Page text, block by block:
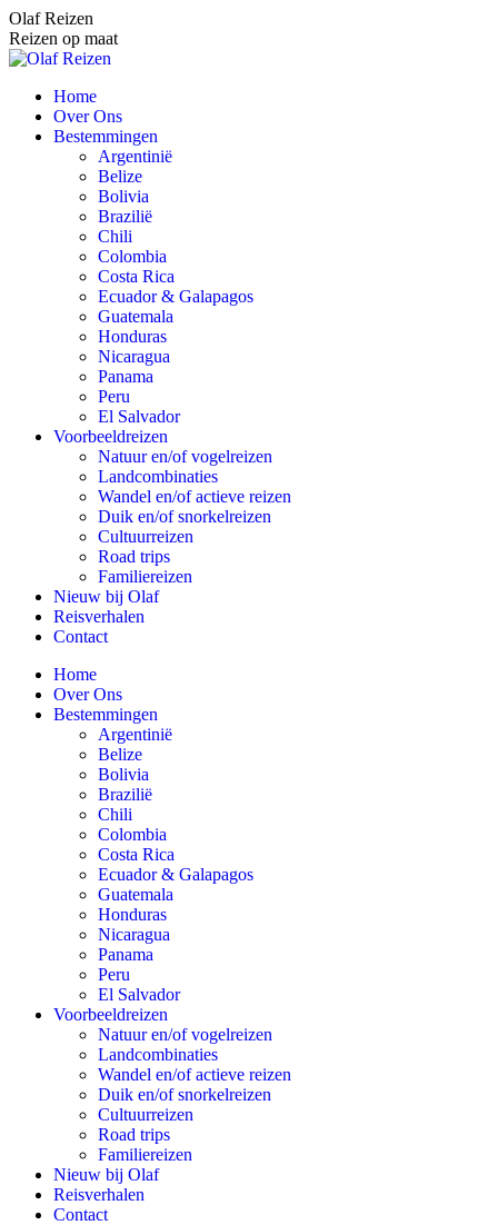
Spring
naar
content
Olaf Reizen
Reizen op maat
Home
Over Ons
Bestemmingen
Argentinië
Belize
Bolivia
Brazilië
Chili
Colombia
Costa Rica
Ecuador & Galapagos
Guatemala
Honduras
Nicaragua
Panama
Peru
El Salvador
Voorbeeldreizen
Natuur en/of vogelreizen
Landcombinaties
Wandel en/of actieve reizen
Duik en/of snorkelreizen
Cultuurreizen
Road trips
Familiereizen
Nieuw bij Olaf
Reisverhalen
Contact
Home
Over Ons
Bestemmingen
Argentinië
Belize
Bolivia
Brazilië
Chili
Colombia
Costa Rica
Ecuador & Galapagos
Guatemala
Honduras
Nicaragua
Panama
Peru
El Salvador
Voorbeeldreizen
Natuur en/of vogelreizen
Landcombinaties
Wandel en/of actieve reizen
Duik en/of snorkelreizen
Cultuurreizen
Road trips
Familiereizen
Nieuw bij Olaf
Reisverhalen
Contact